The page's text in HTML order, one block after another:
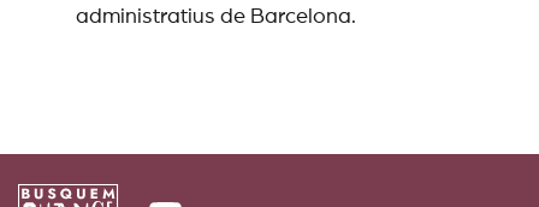
administratius de Barcelona.